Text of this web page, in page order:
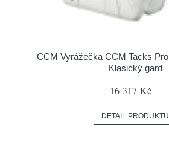
CCM Vyrážečka CCM Tacks
Klasický gard
16 317 Kč
DETAIL PRODUKTU